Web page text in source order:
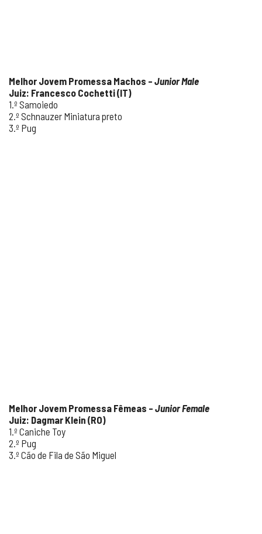
Melhor Jovem Promessa Machos – Junior Male
Juiz: Francesco Cochetti (IT)
1.º Samoiedo
2.º Schnauzer Miniatura preto
3.º Pug
Melhor Jovem Promessa Fêmeas – Junior Female
Juiz: Dagmar Klein (RO)
1.º Caniche Toy
2.º Pug
3.º Cão de Fila de São Miguel